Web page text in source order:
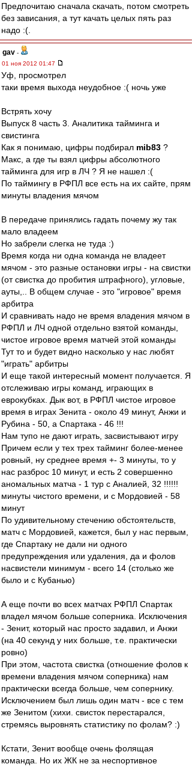
Предпочитаю сначала скачать, потом смотреть
без зависания, а тут качать целых пять раз
надо :(.
gav -
01 ноя 2012 01:47
Уф, просмотрел
таки время выхода неудобное :( ночь уже
Встрять хочу
Выпуск 8 часть 3. Аналитика тайминга и
свистинга
Как я понимаю, цифры подбирал mib83 ?
Макс, а где ты взял цифры абсолютного
тайминга для игр в ЛЧ ? Я не нашел :(
По таймингу в РФПЛ все есть на их сайте, прям
минуты владения мячом
В передаче принялись гадать почему жу так
мало владеем
Но забрели слегка не туда :)
Время когда ни одна команда не владеет
мячом - это разные остановки игры - на свистки
(от свистка до пробития штрафного), угловые,
ауты,.. В общем случае - это "игровое" время
арбитра
И сравнивать надо не время владения мячом в
РФПЛ и ЛЧ одной отдельно взятой команды,
чистое игровое время матчей этой команды
Тут то и будет видно насколько у нас любят
"играть" арбитры
И еще такой интересный момент получается. Я
отслеживаю игры команд, играющих в
еврокубках. Дык вот, в РФПЛ чистое игровое
время в играх Зенита - около 49 минут, Анжи и
Рубина - 50, а Спартака - 46 !!!
Нам тупо не дают играть, засвистывают игру
Причем если у тех трех тайминг более-менее
ровный, ну среднее время +- 3 минуты, то у
нас разброс 10 минут, и есть 2 совершенно
аномальных матча - 1 тур с Аналией, 32 !!!!!!
минуты чистого времени, и с Мордовией - 58
минут
По удивительному стечению обстоятельств,
матч с Мордовией, кажется, был у нас первым,
где Спартаку не дали ни одного
предупреждения или удаления, да и фолов
насвистели минимум - всего 14 (столько же
было и с Кубанью)
А еще почти во всех матчах РФПЛ Спартак
владел мячом больше соперника. Исключения
- Зенит, который нас просто задавил, и Анжи
(на 40 секунд у них больше, т.е. практически
ровно)
При этом, частота свистка (отношение фолов к
времени владения мячом соперника) нам
практически всегда больше, чем сопернику.
Исключением был лишь один матч - все с тем
же Зенитом (хихи. свисток перестарался,
стремясь выровнять статистику по фолам? :)
Кстати, Зенит вообще очень фолящая
команда. Но их ЖК не за неспортивное